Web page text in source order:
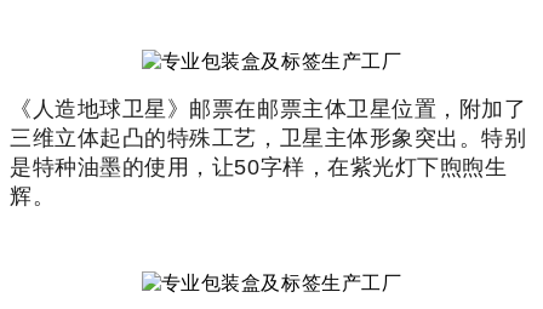
《人造地球卫星》邮票在邮票主体卫星位置，附加了
三维立体起凸的特殊工艺，卫星主体形象突出。特别
是特种油墨的使用，让50字样，在紫光灯下煦煦生
辉。